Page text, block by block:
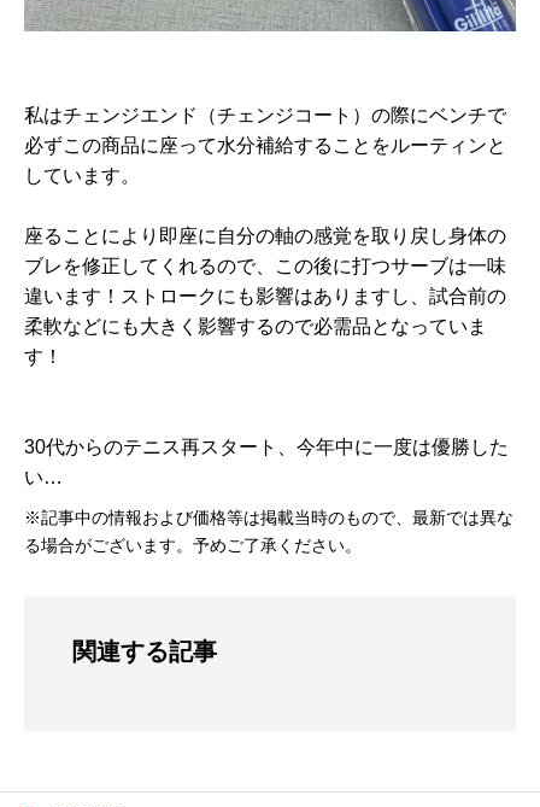
私はチェンジエンド（チェンジコート）の際にベンチで
必ずこの商品に座って水分補給することをルーティンと
しています。
座ることにより即座に自分の軸の感覚を取り戻し身体の
ブレを修正してくれるので、この後に打つサーブは一味
違います！ストロークにも影響はありますし、試合前の
柔軟などにも大きく影響するので必需品となっていま
す！
30代からのテニス再スタート、今年中に一度は優勝した
い…
※記事中の情報および価格等は掲載当時のもので、最新では異な
る場合がございます。予めご了承ください。
関連する記事